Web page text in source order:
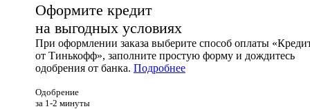
Оформите кредит
на выгодных условиях
При оформлении заказа выберите способ оплаты
от Тинькофф», заполните простую форму и дождитесь
одобрения от банка. Подробнее
Одобрение
за 1-2 минуты